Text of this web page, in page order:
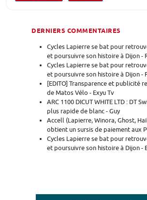
DERNIERS COMMENTAIRES
Cycles Lapierre se bat pour
et poursuivre son histoire à Dijon -
Cycles Lapierre se bat pour
et poursuivre son histoire à Dijon -
[EDITO] Transparence et publicité
de Matos Vélo - Exyu Tv
ARC 1100 DICUT WHITE LTD : DT
plus rapide de blanc - Guy
Accell (Lapierre, Winora, Ghost,
obtient un sursis de paiement aux
Cycles Lapierre se bat pour
et poursuivre son histoire à Dijon -